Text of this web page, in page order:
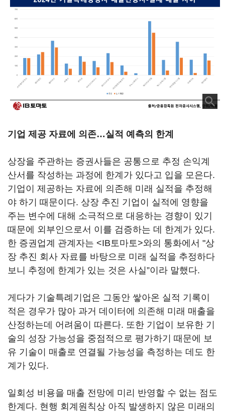
기업 제공 자료에 의존…실적 예측의 한계
상장을 주관하는 증권사들은 공통으로 추정 손익계
산서를 작성하는 과정에 한계가 있다고 입을 모은다.
기업이 제공하는 자료에 의존해 미래 실적을 추정해
야 하기 때문이다. 상장 추진 기업이 실적에 영향을
주는 변수에 대해 소극적으로 대응하는 경향이 있기
때문에 외부인으로서 이를 검증하는 데 한계가 있다.
한 증권업계 관계자는 <IB토마토>와의 통화에서 "상
장 추진 회사 자료를 바탕으로 미래 실적을 추정하다
보니 추정에 한계가 있는 것은 사실”이라 말했다.
게다가 기술특례기업은 그동안 쌓아온 실적 기록이
적은 경우가 많아 과거 데이터에 의존해 미래 매출을
산정하는데 어려움이 따른다. 또한 기업이 보유한 기
술의 성장 가능성을 중점적으로 평가하기 때문에 보
유 기술이 매출로 연결될 가능성을 측정하는 데도 한
계가 있다.
일회성 비용을 매출 전망에 미리 반영할 수 없는 점도
한계다. 현행 회계원칙상 아직 발생하지 않은 미래의